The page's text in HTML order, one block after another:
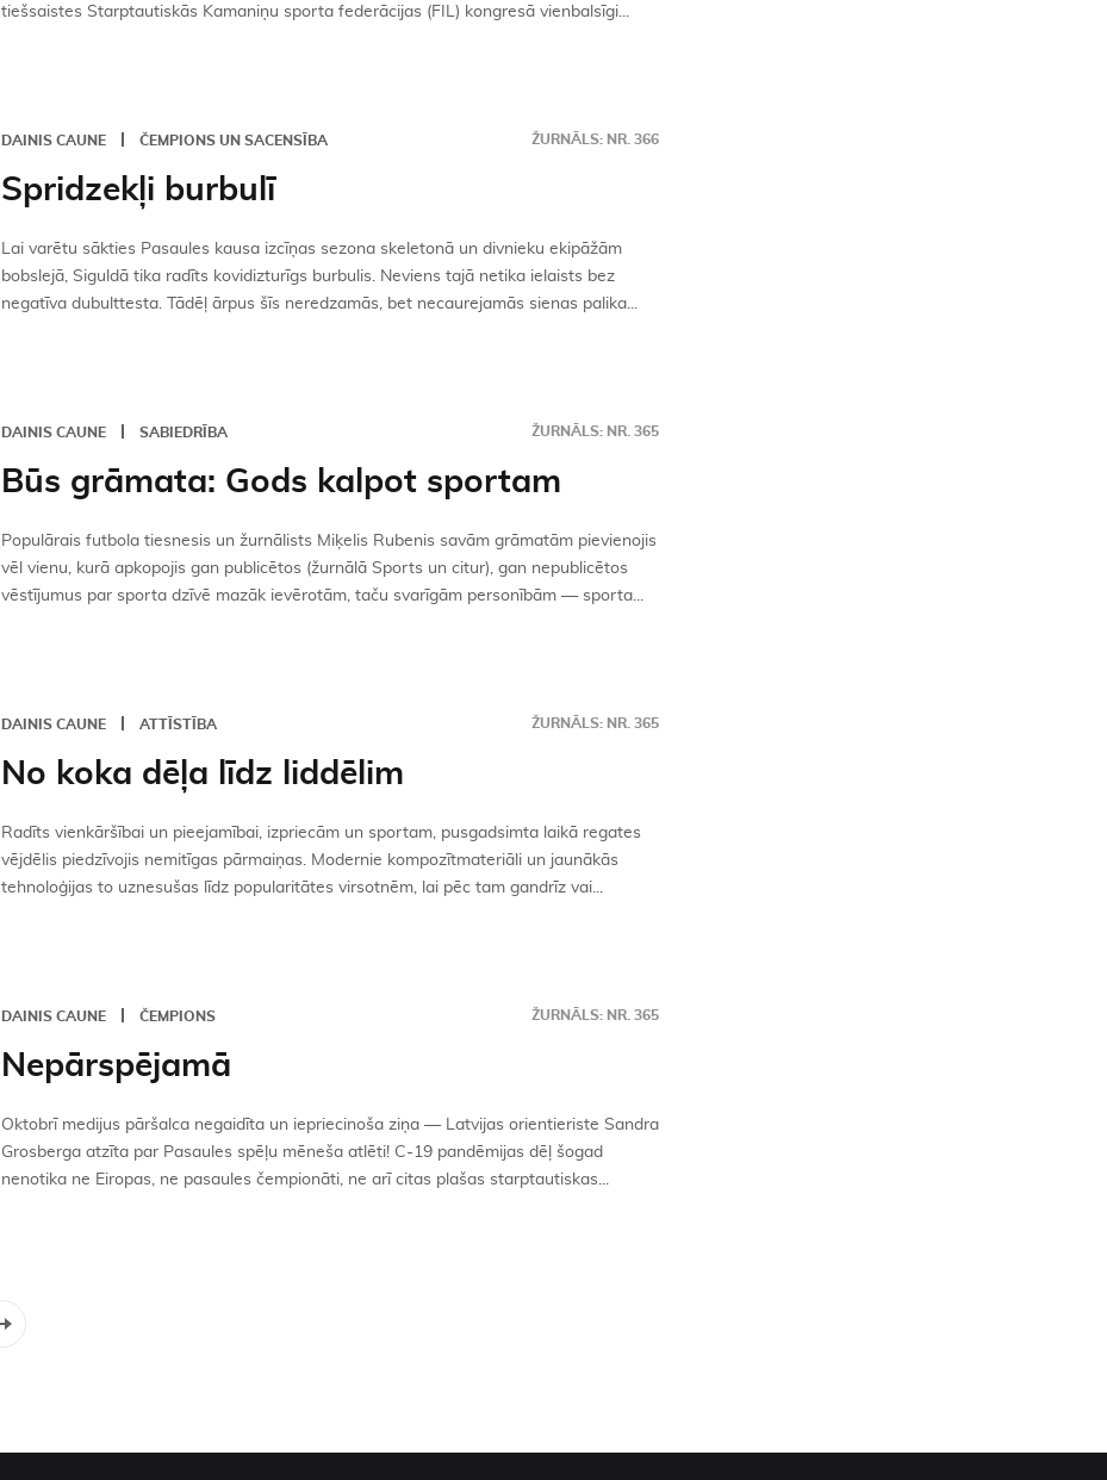
tiešsaistes Starptautiskās Kamaniņu sporta federācijas (FIL) kongresā vienbalsīgi...
DAINIS CAUNE ČEMPIONS UN SACENSĪBA ŽURNĀLS: NR. 366
Spridzekļi burbulī
Lai varētu sākties Pasaules kausa izcīņas sezona skeletonā un divnieku ekipāžām
bobslejā, Siguldā tika radīts kovidizturīgs burbulis. Neviens tajā netika ielaists bez
negatīva dubulttesta. Tādēļ ārpus šīs neredzamās, bet necaurejamās sienas palika...
DAINIS CAUNE SABIEDRĪBA ŽURNĀLS: NR. 365
Būs grāmata: Gods kalpot sportam
Populārais futbola tiesnesis un žurnālists Miķelis Rubenis savām grāmatām pievienojis
vēl vienu, kurā apkopojis gan publicētos (žurnālā Sports un citur), gan nepublicētos
vēstījumus par sporta dzīvē mazāk ievērotām, taču svarīgām personībām — sporta...
DAINIS CAUNE ATTĪSTĪBA ŽURNĀLS: NR. 365
No koka dēļa līdz liddēlim
Radīts vienkāršībai un pieejamībai, izpriecām un sportam, pusgadsimta laikā regates
vējdēlis piedzīvojis nemitīgas pārmaiņas. Modernie kompozītmateriāli un jaunākās
tehnoloģijas to uznesušas līdz popularitātes virsotnēm, lai pēc tam gandrīz vai...
DAINIS CAUNE ČEMPIONS ŽURNĀLS: NR. 365
Nepārspējamā
Oktobrī medijus pāršalca negaidīta un iepriecinoša ziņa — Latvijas orientieriste Sandra
Grosberga atzīta par Pasaules spēļu mēneša atlēti! C-19 pandēmijas dēļ šogad
nenotika ne Eiropas, ne pasaules čempionāti, ne arī citas plašas starptautiskas...